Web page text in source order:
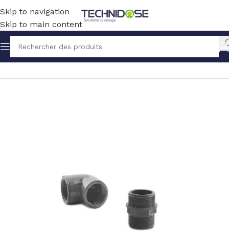
Skip to navigation
Skip to main content
Accueil BLOWERS ACCESSOIRES / PIECES DETACHEES